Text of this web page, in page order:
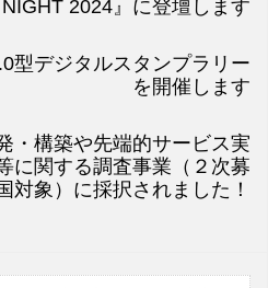
2024』に登壇します
型デジタルスタンプラリー
を開催します
・構築や先端的サービス実
に関する調査事業（２次募
対象）に採択されました！